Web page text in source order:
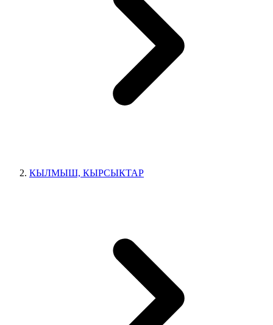
КЫЛМЫШ, КЫРСЫКТАР